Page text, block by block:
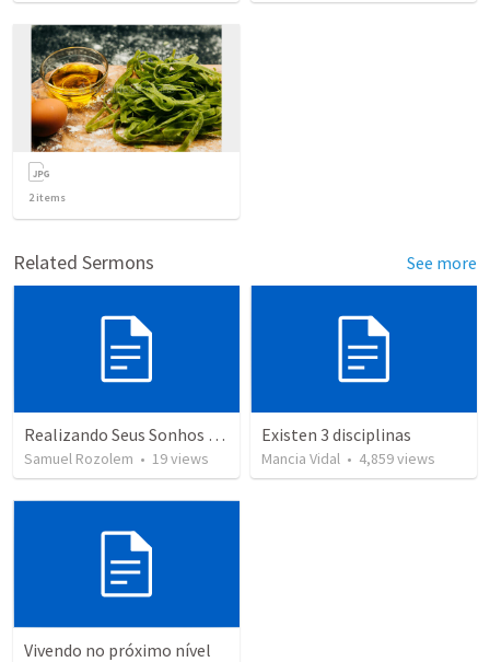
2items
Related Sermons See more
Realizando Seus Sonhos Pela Fé
Samuel Rozolem • 19views
Existen 3 disciplinas
Mancia Vidal • 4,859views
Vivendo no próximo nível